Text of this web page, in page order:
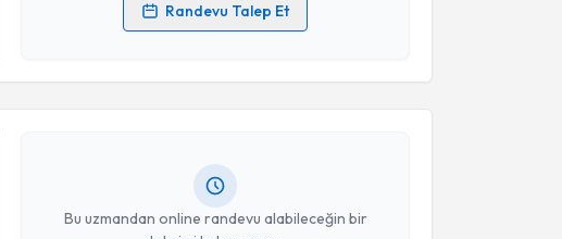
Randevu Talep Et
Kişisel verilerimin işlenmesine ilişkinAydınlatma Metni
işlenmesini kabul ediyorum.
Bu uzmandan online randevu alabileceğin bir
Randevu Takvimi Talebi